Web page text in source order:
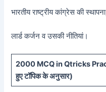
भारतीय राष्ट्रीय कांग्रेस की
लार्ड कर्जन व उसकी नीतियां।
2000 MCQ in Qtricks
हुए टॉपिक के अनुसार)